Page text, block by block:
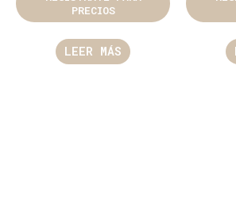
PRECIOS
LEER MÁS